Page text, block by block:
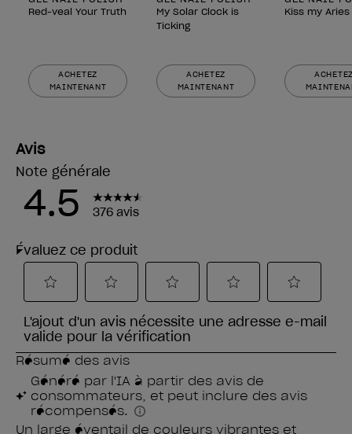
Red-veal Your Truth
ACHETEZ
MAINTENANT
My Solar Clock is
Ticking
ACHETEZ
MAINTENANT
Kiss my Aries